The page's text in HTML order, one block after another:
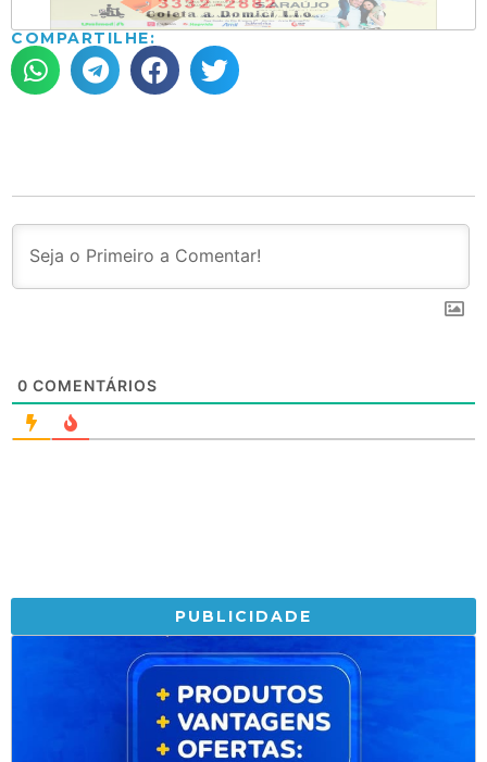
COMPARTILHE:
0 COMENTÁRIOS
PUBLICIDADE